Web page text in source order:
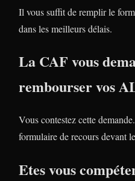
Il vous suffit de remplir le
dans les meilleurs délais.
La CAF vous
rembourser vos
Vous contestez cette
formulaire de recours devant
Etes vous